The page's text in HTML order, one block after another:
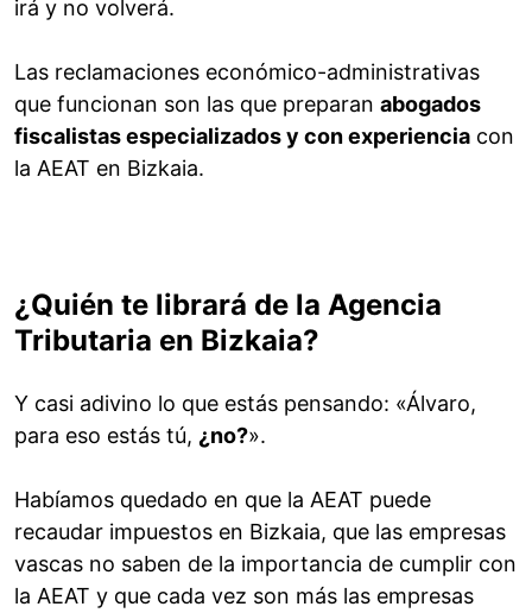
irá y no volverá.
Las reclamaciones económico-administrativas
que funcionan son las que preparan abogados
fiscalistas especializados y con experiencia con
la AEAT en Bizkaia.
¿Quién te librará de la Agencia
Tributaria en Bizkaia?
Y casi adivino lo que estás pensando: «Álvaro,
para eso estás tú, ¿no?».
Habíamos quedado en que la AEAT puede
recaudar impuestos en Bizkaia, que las empresas
vascas no saben de la importancia de cumplir con
la AEAT y que cada vez son más las empresas